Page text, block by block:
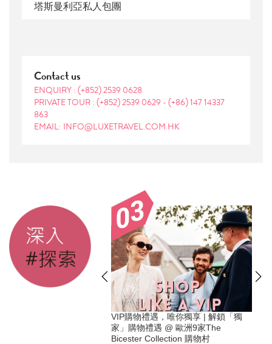
塔斯曼利亞私人包團
Contact us
ENQUIRY : (+852) 2539 0628
PRIVATE TOUR : (+852) 2539 0629 - (+86) 147 14337
863
EMAIL: INFO@LUXETRAVEL.COM.HK
VIP購物禮遇，唯你獨享 | 解鎖「獨
家」購物禮遇 @ 歐洲9家The
Bicester Collection 購物村